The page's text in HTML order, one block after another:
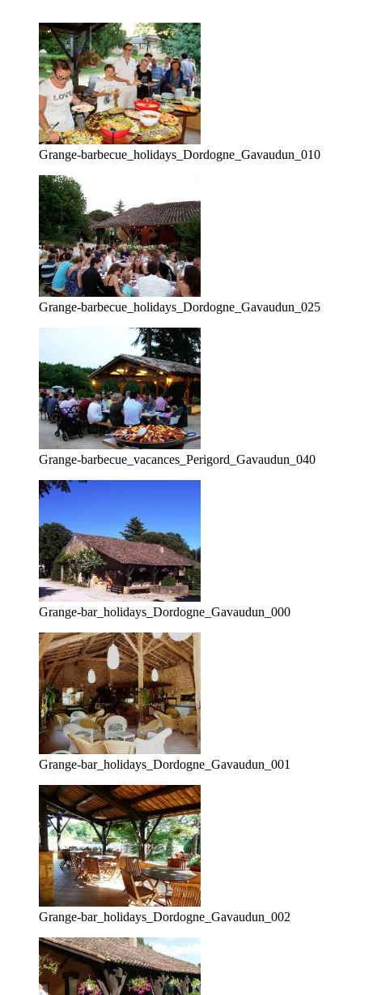
Grange-barbecue_holidays_Dordogne_Gavaudun_010
Grange-barbecue_holidays_Dordogne_Gavaudun_025
Grange-barbecue_vacances_Perigord_Gavaudun_040
Grange-bar_holidays_Dordogne_Gavaudun_000
Grange-bar_holidays_Dordogne_Gavaudun_001
Grange-bar_holidays_Dordogne_Gavaudun_002